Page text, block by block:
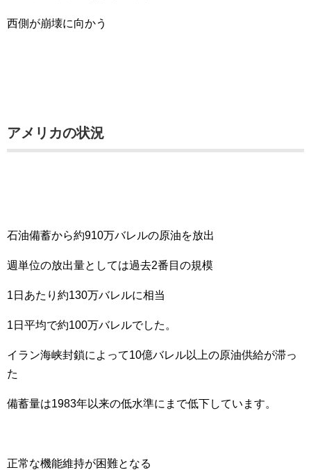
西側が崩壊に向かう
アメリカの状況
石油備蓄から約910万バレルの原油を放出
週単位の放出量としては過去2番目の規模
1日あたり約130万バレルに相当
1日平均で約100万バレルでした。
イラン海峡封鎖によって10億バレル以上の原油供給が滞っ
た
備蓄量は1983年以来の低水準にまで低下しています。
正常な機能維持が困難となる